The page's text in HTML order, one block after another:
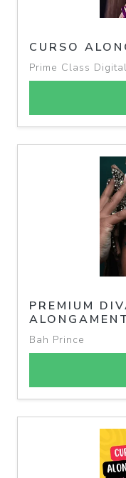
CURSO
Prime Class Digital
PREMIUM
Bah Prince